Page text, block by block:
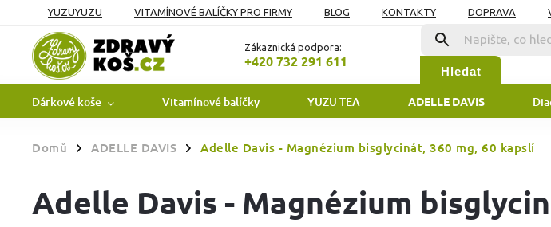
YUZUYUZU VITAMÍNOVÉ BALÍČKY PRO FIRMY BLOG KONTAKTY DOPRAVA
Zákaznická podpora:
+420 732 291 611
Hledat
Dárkové koše Vitamínové balíčky YUZU TEA ADELLE DAVIS
Domů / ADELLE DAVIS / Adelle Davis - Magnézium bisglycinát, 360 mg, 60 kapslí
Adelle Davis - Magnézium